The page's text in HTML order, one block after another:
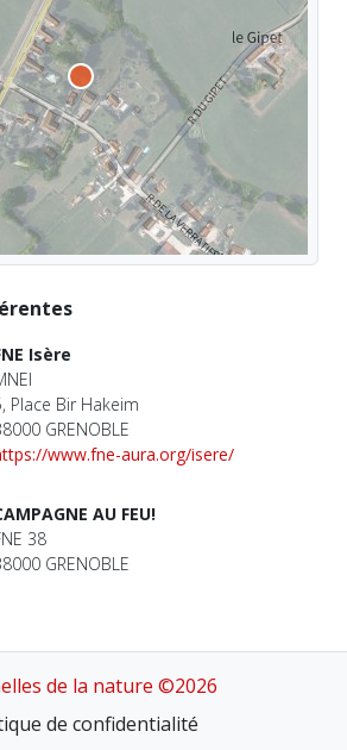
Isère
Place Bir Hakeim
GRENOBLE
www.fne-aura.org/isere/
AU FEU!
38
GRENOBLE
de la nature ©2026
de confidentialité